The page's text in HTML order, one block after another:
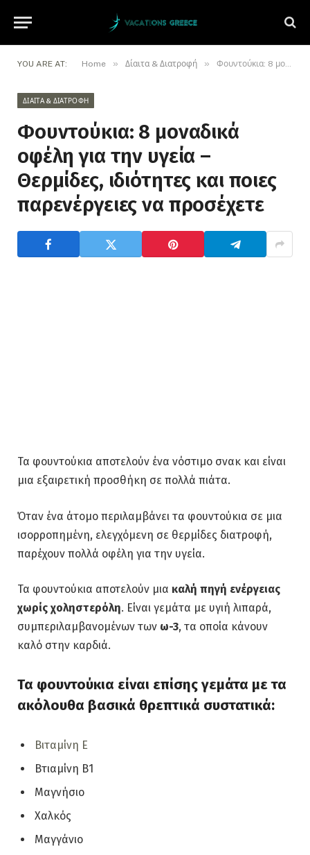
YOU ARE AT: Home » Δίαιτα & Διατροφή » Φουντούκια: 8 μοναδικά οφέλη για την υγεία – Θερμίδες, ιδιότητες και ποιες παρενέργειες να προσέχετε
ΔΊΑΙΤΑ & ΔΙΑΤΡΟΦΉ
Φουντούκια: 8 μοναδικά
οφέλη για την υγεία –
Θερμίδες, ιδιότητες και ποιες
παρενέργειες να προσέχετε
Τα φουντούκια αποτελούν ένα νόστιμο σνακ και είναι
μια εξαιρετική προσθήκη σε πολλά πιάτα.
Όταν ένα άτομο περιλαμβάνει τα φουντούκια σε μια
ισορροπημένη, ελεγχόμενη σε θερμίδες διατροφή,
παρέχουν πολλά οφέλη για την υγεία.
Τα φουντούκια αποτελούν μια καλή πηγή ενέργειας
χωρίς χοληστερόλη. Είναι γεμάτα με υγιή λιπαρά,
συμπεριλαμβανομένων των ω-3, τα οποία κάνουν
καλό στην καρδιά.
Τα φουντούκια είναι επίσης γεμάτα με τα
ακόλουθα βασικά θρεπτικά συστατικά:
Βιταμίνη Ε
Βτιαμίνη Β1
Μαγνήσιο
Χαλκός
Μαγγάνιο